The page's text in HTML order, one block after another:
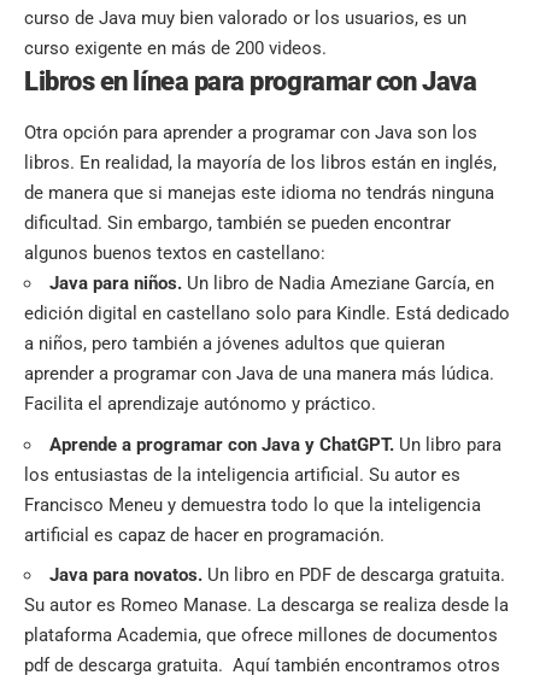
curso de Java muy bien valorado or los usuarios, es un
curso exigente en más de 200 videos.
Libros en línea para programar con Java
Otra opción para aprender a programar con Java son los
libros. En realidad, la mayoría de los libros están en inglés,
de manera que si manejas este idioma no tendrás ninguna
dificultad. Sin embargo, también se pueden encontrar
algunos buenos textos en castellano:
Java para niños. Un libro de Nadia Ameziane García, en
edición digital en castellano solo para Kindle. Está dedicado
a niños, pero también a jóvenes adultos que quieran
aprender a programar con Java de una manera más lúdica.
Facilita el aprendizaje autónomo y práctico.
Aprende a programar con Java y ChatGPT. Un libro para
los entusiastas de la inteligencia artificial. Su autor es
Francisco Meneu y demuestra todo lo que la inteligencia
artificial es capaz de hacer en programación.
Java para novatos. Un libro en PDF de descarga gratuita.
Su autor es Romeo Manase. La descarga se realiza desde la
plataforma Academia, que ofrece millones de documentos
pdf de descarga gratuita. Aquí también encontramos otros